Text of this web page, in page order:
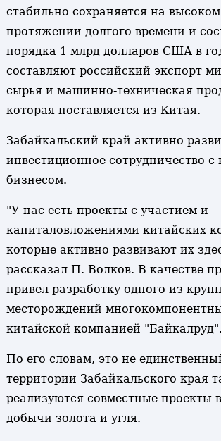
стабильно сохраняется на
протяжении долгого времени и
порядка 1 млрд долларов США в
составляют российский экспорт
сырья и машинно-техническая
которая поставляется из Китая.
Забайкальский край активно
инвестиционное сотрудничество с
бизнесом.
"У нас есть проекты с участием и
капиталовложениями китайских
которые активно развивают их
рассказал П. Волков. В качестве
привел разработку одного из
месторождений
китайской компанией "Байкалруд".
По его словам, это не
территории Забайкальского края
реализуются совместные проекты
добычи золота и угля.